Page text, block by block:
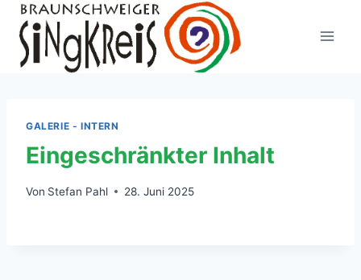
Zum
Inhalt
springen
GALERIE - INTERN
Eingeschränkter Inhalt
Von Stefan Pahl 28. Juni 2025